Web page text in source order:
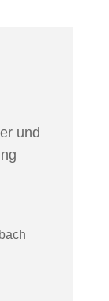
und